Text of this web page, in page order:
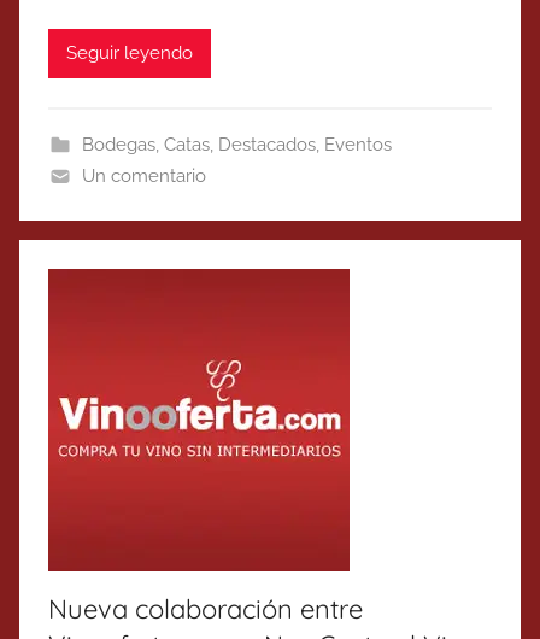
Seguir leyendo
Bodegas, Catas, Destacados, Eventos
Un comentario
Nueva colaboración entre